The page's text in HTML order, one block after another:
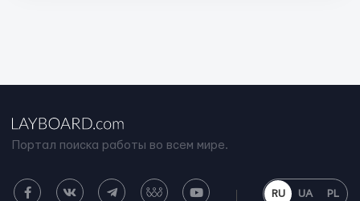
Портал поиска работы во всем мире.
RU UA PL